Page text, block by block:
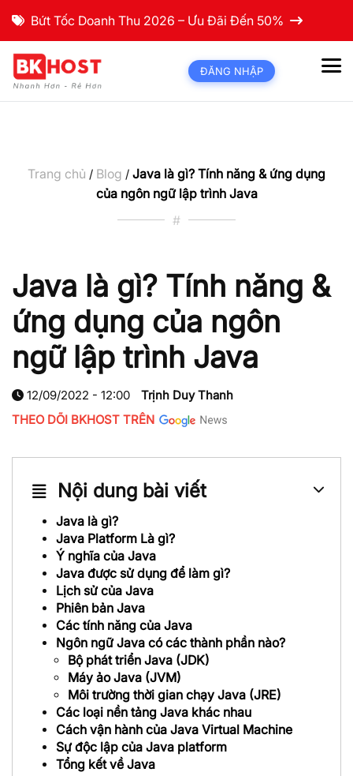
Bứt Tốc Doanh Thu 2026 – Ưu Đãi Đến 50%
ĐĂNG NHẬP
Trang chủ / Blog / Java là gì? Tính năng & ứng dụng
của ngôn ngữ lập trình Java
#
Java là gì? Tính năng &
ứng dụng của ngôn
ngữ lập trình Java
12/09/2022 - 12:00
Trịnh Duy Thanh
THEO DÕI BKHOST TRÊN
Nội dung bài viết
Java là gì?
Java Platform Là gì?
Ý nghĩa của Java
Java được sử dụng để làm gì?
Lịch sử của Java
Phiên bản Java
Các tính năng của Java
Ngôn ngữ Java có các thành phần nào?
Bộ phát triển Java (JDK)
Máy ảo Java (JVM)
Môi trường thời gian chạy Java (JRE)
Các loại nền tảng Java khác nhau
Cách vận hành của Java Virtual Machine
Sự độc lập của Java platform
Tổng kết về Java